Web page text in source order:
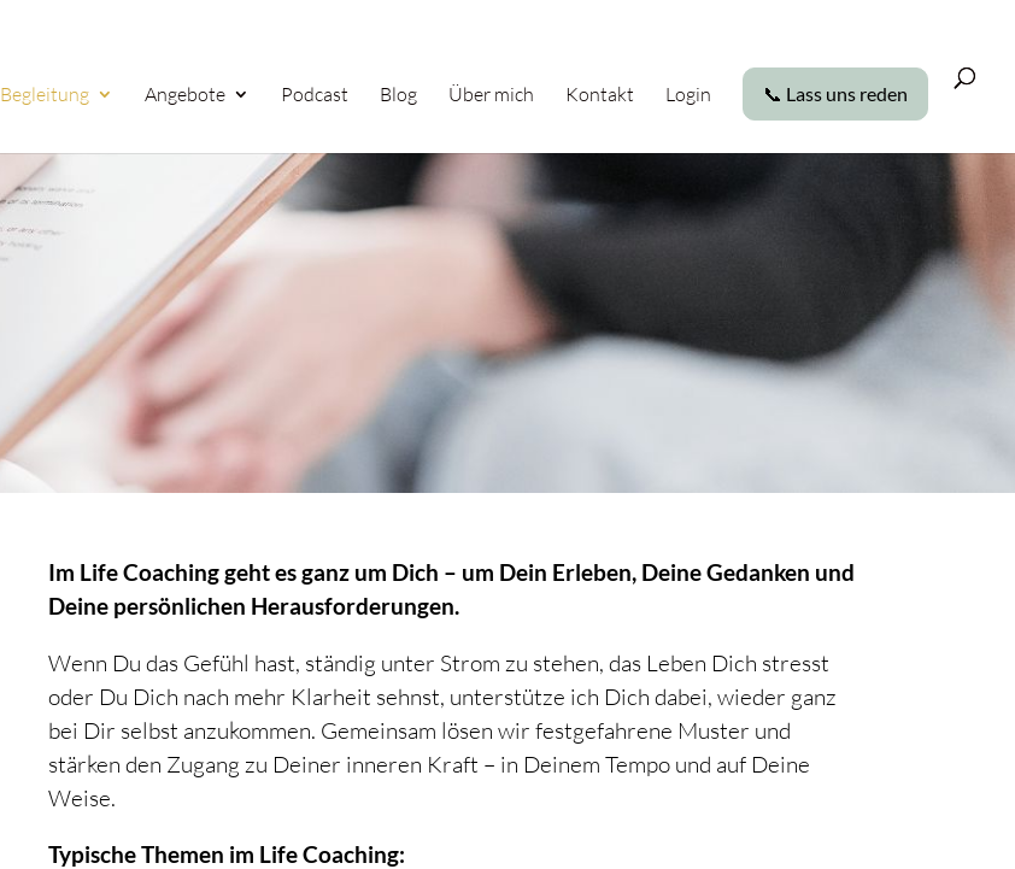
Begleitung Angebote Podcast Blog Über mich Kontakt Login 📞 Lass uns reden
Im Life Coaching geht es ganz um Dich – um Dein Erleben, Deine Gedanken und
Deine persönlichen Herausforderungen.
Wenn Du das Gefühl hast, ständig unter Strom zu stehen, das Leben Dich stresst
oder Du Dich nach mehr Klarheit sehnst, unterstütze ich Dich dabei, wieder ganz
bei Dir selbst anzukommen. Gemeinsam lösen wir festgefahrene Muster und
stärken den Zugang zu Deiner inneren Kraft – in Deinem Tempo und auf Deine
Weise.
Typische Themen im Life Coaching: